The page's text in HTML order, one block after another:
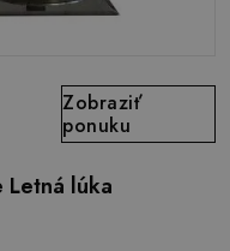
Zobraziť
ponuku
Letná lúka